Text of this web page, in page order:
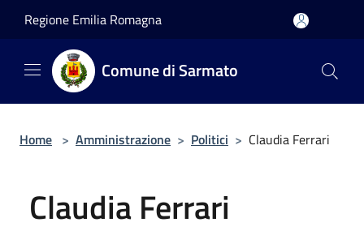
Regione Emilia Romagna
Comune di Sarmato
Home > Amministrazione > Politici > Claudia Ferrari
Claudia Ferrari